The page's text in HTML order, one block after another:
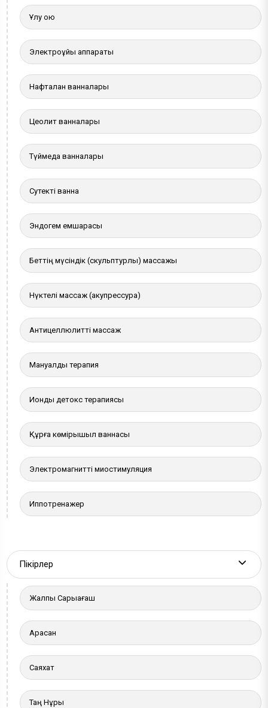
Ұлу қою
Электроұйқы аппараты
Нафталан ванналары
Цеолит ванналары
Түймедақ ванналары
Сутекті ванна
Эндогем емшарасы
Беттің мүсіндік (скульптурлы) массажы
Нүктелі массаж (акупрессура)
Антицеллюлитті массаж
Мануалды терапия
Иондық детокс терапиясы
Құрғақ көмірқышқыл ваннасы
Электромагнитті миостимуляция
Иппотренажер
Пікірлер More
Жалпы Сарыағаш
Арасан
Саяхат
Таң Нұры